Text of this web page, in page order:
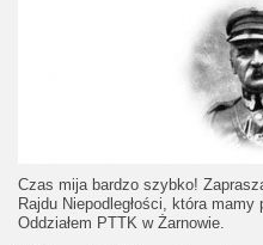
Czas mija bardzo szybko!
Rajdu Niepodległości, która
Oddziałem PTTK w Żarnowie.